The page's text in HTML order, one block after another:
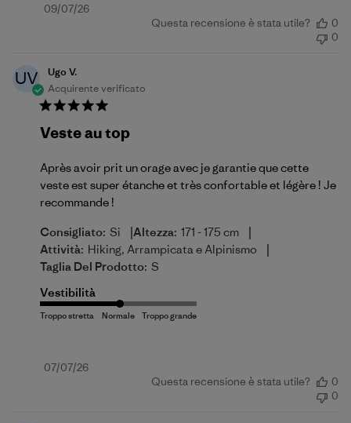
Data
09/07/26
Questa recensione è stata utile?
0
0
UV
Ugo V.
Acquirente verificato
Veste au top
Après avoir prit un orage avec je garantie que cette
veste est super étanche et très confortable et légère ! Je
recommande !
Consigliato: Si |Altezza: 171 - 175 cm |
Attività: Hiking, Arrampicata e Alpinismo |
Taglia Del Prodotto: S
Vestibilità
Data
07/07/26
Questa recensione è stata utile?
0
0